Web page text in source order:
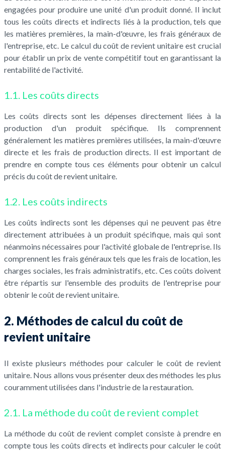
engagées pour produire une unité d'un produit donné. Il inclut
tous les coûts directs et indirects liés à la production, tels que
les matières premières, la main-d'œuvre, les frais généraux de
l'entreprise, etc. Le calcul du coût de revient unitaire est crucial
pour établir un prix de vente compétitif tout en garantissant la
rentabilité de l'activité.
1.1. Les coûts directs
Les coûts directs sont les dépenses directement liées à la
production d'un produit spécifique. Ils comprennent
généralement les matières premières utilisées, la main-d'œuvre
directe et les frais de production directs. Il est important de
prendre en compte tous ces éléments pour obtenir un calcul
précis du coût de revient unitaire.
1.2. Les coûts indirects
Les coûts indirects sont les dépenses qui ne peuvent pas être
directement attribuées à un produit spécifique, mais qui sont
néanmoins nécessaires pour l'activité globale de l'entreprise. Ils
comprennent les frais généraux tels que les frais de location, les
charges sociales, les frais administratifs, etc. Ces coûts doivent
être répartis sur l'ensemble des produits de l'entreprise pour
obtenir le coût de revient unitaire.
2. Méthodes de calcul du coût de
revient unitaire
Il existe plusieurs méthodes pour calculer le coût de revient
unitaire. Nous allons vous présenter deux des méthodes les plus
couramment utilisées dans l'industrie de la restauration.
2.1. La méthode du coût de revient complet
La méthode du coût de revient complet consiste à prendre en
compte tous les coûts directs et indirects pour calculer le coût